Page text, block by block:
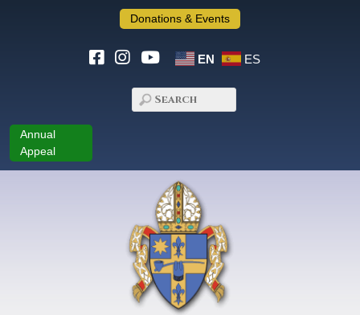
Donations & Events
EN ES
Annual
Appeal